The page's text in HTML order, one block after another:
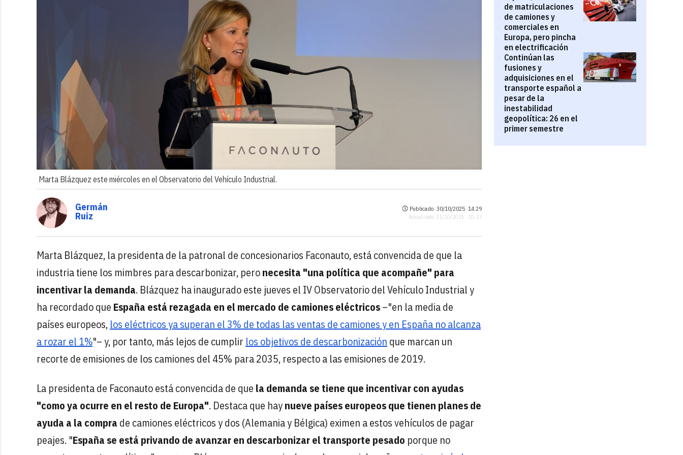
Marta Blázquez este miércoles en el Observatorio del Vehículo Industrial.
de matriculaciones
de camiones y
comerciales en
Europa, pero pincha
en electrificación
Continúan las
fusiones y
adquisiciones en el
transporte español a
pesar de la
inestabilidad
geopolítica: 26 en el
primer semestre
Germán
Ruiz
Publicado: 30/10/2025 ·14:29
Actualizado: 31/10/2025 · 10:33
Marta Blázquez, la presidenta de la patronal de concesionarios Faconauto, está convencida de que la
industria tiene los mimbres para descarbonizar, peronecesita "una política que acompañe" para
incentivar la demanda. Blázquez ha inaugurado este jueves el IV Observatorio del Vehículo Industrial y
ha recordado que España está rezagada en el mercado de camiones eléctricos–"en la media de
países europeos, los eléctricos ya superan el 3% de todas las ventas de camiones y en España no alcanza
a rozar el 1%"– y, por tanto, más lejos de cumplir los objetivos de descarbonización que marcan un
recorte de emisiones de los camiones del 45% para 2035, respecto a las emisiones de 2019.
La presidenta de Faconauto está convencida de que la demanda se tiene que incentivar con ayudas
"como ya ocurre en el resto de Europa". Destaca que haynueve países europeos que tienen planes de
ayuda a la compra de camiones eléctricos y dos (Alemania y Bélgica) eximen a estos vehículos de pagar
peajes. "España se está privando de avanzar en descarbonizar el transporte pesado porque no